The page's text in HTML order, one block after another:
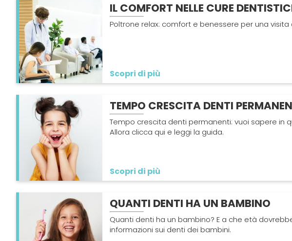
IL COMFORT NELLE CURE
Poltrone relax: comfort e benessere per una
Scopri di più
TEMPO CRESCITA DENTI
Tempo crescita denti permanenti: vuoi sapere in
Allora clicca qui e leggi la guida.
Scopri di più
QUANTI DENTI HA UN BAMBINO
Quanti denti ha un bambino? E a che età
informazioni sui denti dei bambini.